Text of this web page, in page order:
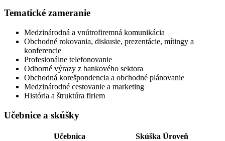
Tematické zameranie
Medzinárodná a vnútrofiremná komunikácia
Obchodné rokovania, diskusie, prezentácie, mítingy a
konferencie
Profesionálne telefonovanie
Odborné výrazy z bankového sektora
Obchodná korešpondencia a obchodné plánovanie
Medzinárodné cestovanie a marketing
História a štruktúra firiem
Učebnice a skúšky
Učebnica Skúška Úroveň